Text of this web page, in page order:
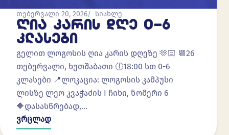
თებერვალი 20, 2026 სიახლე
ᲦᲘᲐ ᲙᲐᲠᲘᲡ ᲓᲦᲔ 0-6
ᲙᲚᲐᲡᲔᲑᲘ
გელით ლოგოსის ღია კარის დღეზე 🫶🏻 📆26
თებერვალი, ხუთშაბათი 🕕18:00 სთ 0-6
კლასები 📍ლოკაცია: ლოგოსის კამპუსი
ლისზე ლეო კვაჭაძის I ჩიხი, ნომერი 6
🔶დასასწრებად,…
ვრცლად